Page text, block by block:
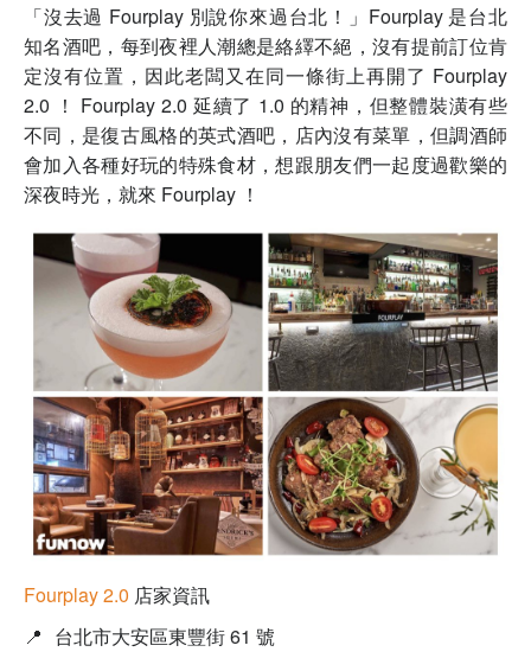
「沒去過 Fourplay 別說你來過台北！」Fourplay 是台北
知名酒吧，每到夜裡人潮總是絡繹不絕，沒有提前訂位肯
定沒有位置，因此老闆又在同一條街上再開了 Fourplay
2.0 ！ Fourplay 2.0 延續了 1.0 的精神，但整體裝潢有些
不同，是復古風格的英式酒吧，店內沒有菜單，但調酒師
會加入各種好玩的特殊食材，想跟朋友們一起度過歡樂的
深夜時光，就來 Fourplay ！
Fourplay 2.0 店家資訊
📍 台北市大安區東豐街 61 號